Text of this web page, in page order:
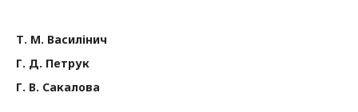
Т. М. Василінич
Г. Д. Петрук
Г. В. Сакалова